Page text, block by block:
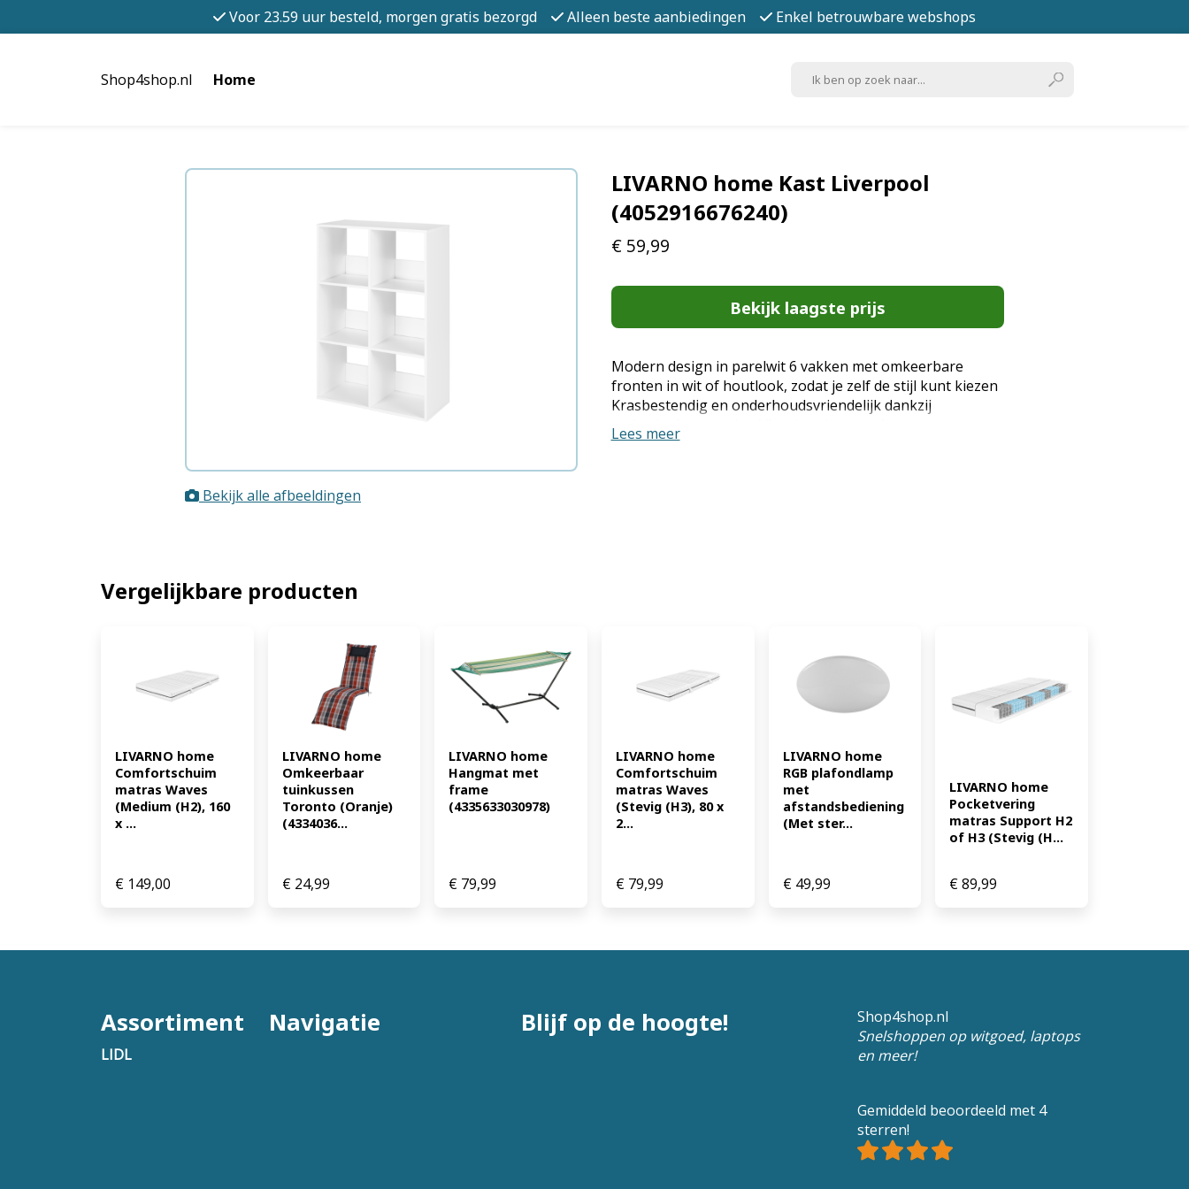
Voor 23.59 uur besteld, morgen gratis bezorgd Alleen beste aanbiedingen Enkel betrouwbare webshops
Shop4shop.nl Home
Bekijk alle afbeeldingen
LIVARNO home Kast Liverpool
(4052916676240)
€ 59,99
Bekijk laagste prijs
Modern design in parelwit 6 vakken met omkeerbare
fronten in wit of houtlook, zodat je zelf de stijl kunt kiezen
Krasbestendig en onderhoudsvriendelijk dankzij
melamineharscoating Vloerbeschermende poten
Productkenmerken tabletd Stijl: modern Kleur: parelwit
Lees meer
Vergelijkbare producten
LIVARNO home
Comfortschuim
matras Waves
(Medium (H2), 160
x ...
€ 149,00
LIVARNO home
Omkeerbaar
tuinkussen
Toronto (Oranje)
(4334036...
€24,99
LIVARNO home
Hangmat met
frame
(4335633030978)
€ 79,99
LIVARNO home
Comfortschuim
matras Waves
(Stevig (H3), 80 x
2...
€79,99
LIVARNO home
RGB plafondlamp
met
afstandsbediening
(Met ster...
€49,99
LIVARNO home
Pocketvering
matras Support H2
of H3 (Stevig (H...
€89,99
Assortiment
LIDL
Navigatie Blijf op de hoogte!
Shop4shop.nl
Snelshoppen op witgoed, laptops
en meer!
Gemiddeld beoordeeld met 4
sterren!